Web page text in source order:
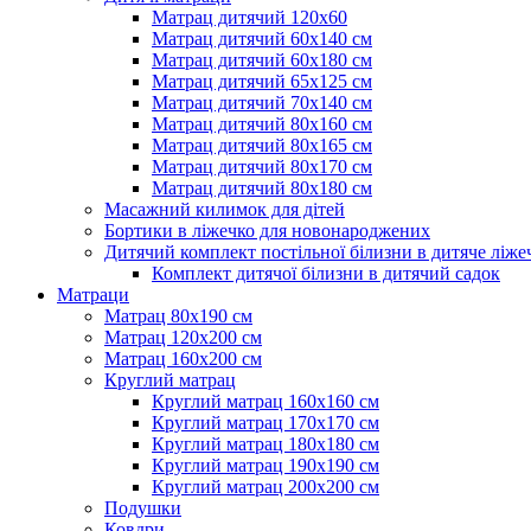
Матрац дитячий 120х60
Матрац дитячий 60х140 см
Матрац дитячий 60х180 см
Матрац дитячий 65х125 см
Матрац дитячий 70х140 см
Матрац дитячий 80х160 см
Матрац дитячий 80х165 см
Матрац дитячий 80х170 см
Матрац дитячий 80х180 см
Масажний килимок для дітей
Бортики в ліжечко для новонароджених
Дитячий комплект постільної білизни в дитяче
Комплект дитячої білизни в дитячий садок
Матраци
Матрац 80х190 см
Матрац 120х200 см
Матрац 160х200 см
Круглий матрац
Круглий матрац 160х160 см
Круглий матрац 170х170 см
Круглий матрац 180х180 см
Круглий матрац 190х190 см
Круглий матрац 200х200 см
Подушки